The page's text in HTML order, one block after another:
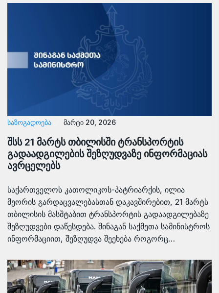
ᲡᲐᲖᲝᲒᲐᲓᲝᲔᲑᲐ მარტი 20, 2026
შსს 21 მარტს თბილისში ტრანსპორტის
გადაადგილების შეზღუდვაზე ინფორმაციას
ავრცელებს
საქართველოს კათოლიკოს-პატრიარქის, ილია
მეორის გარდაცვალებასთან დაკავშირებით, 21 მარტს
თბილისის მასშტაბით ტრანსპორტის გადაადგილებაზე
შეზღუდვები დაწესდება. შინაგან საქმეთა სამინისტროს
ინფორმაციით, შეზღუდვა შეეხება როგორც…